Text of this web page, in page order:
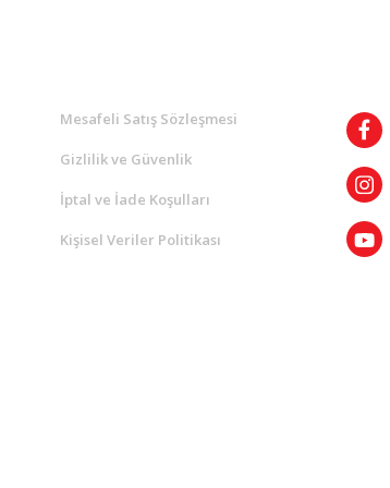
Mesafeli Satış Sözleşmesi
Gizlilik ve Güvenlik
İptal ve İade Koşulları
Kişisel Veriler Politikası